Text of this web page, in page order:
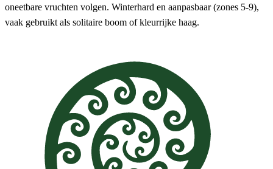
oneetbare vruchten volgen. Winterhard en aanpasbaar (zones 5-9),
vaak gebruikt als solitaire boom of kleurrijke haag.